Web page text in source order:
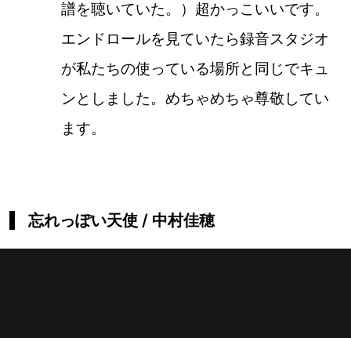
譜を聴いていた。）超かっこいいです。
エンドロールを見ていたら録音スタジオ
が私たちの使っている場所と同じでキュ
ンとしました。めちゃめちゃ尊敬してい
ます。
忘れっぽい天使 / 中村佳穂